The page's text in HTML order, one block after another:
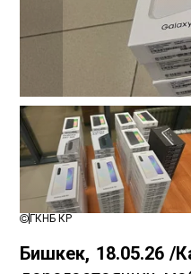
ГКНБ КР
Бишкек, 18.05.26 /